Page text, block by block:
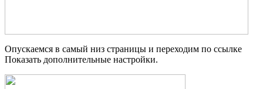
Опускаемся в самый низ страницы и переходим по ссылке
Показать дополнительные настройки.